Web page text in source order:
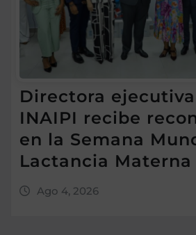
Directora
INAIPI recibe
en la Semana
Lactancia Materna
Ago 4, 2026